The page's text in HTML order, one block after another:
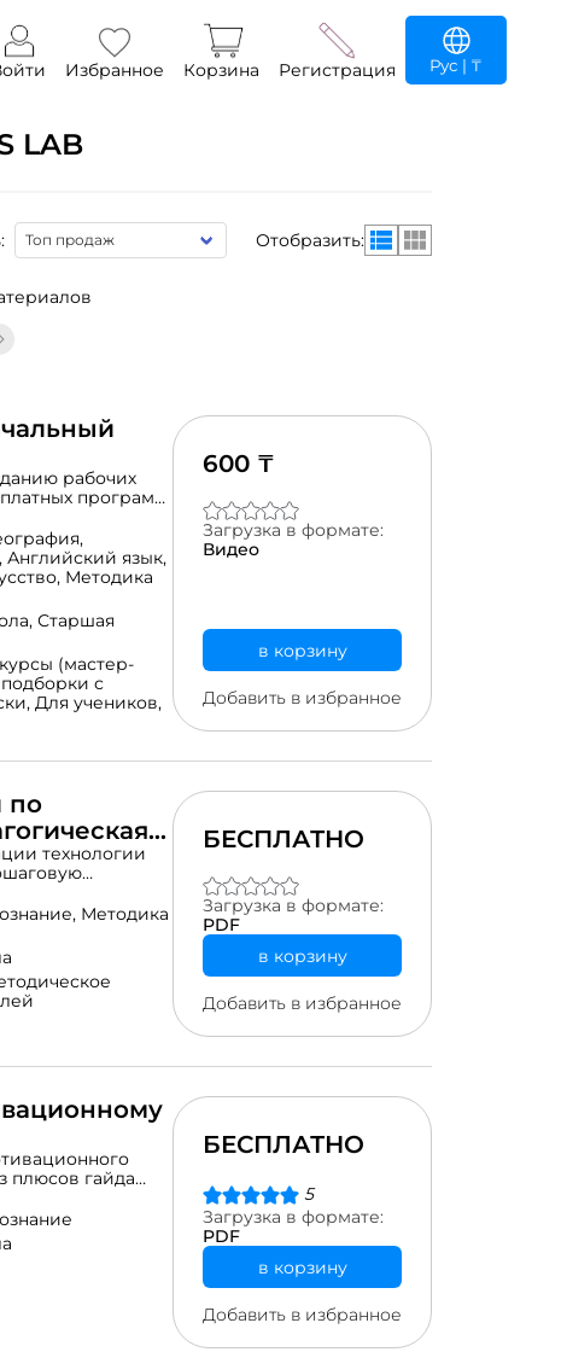
Избранное Корзина Регистрация Рус | ₸
LAB
Отобразить:
рабочих
программ
любого
Английский язык,
Методика
Старшая
(мастер-
подборки с
Для учеников,
600 ₸
Загрузка в формате:
Видео
в корзину
Добавить в избранное
по
технологии
в разных
какМетодика
БЕСПЛАТНО
Загрузка в формате:
PDF
в корзину
Добавить в избранное
плюсов гайда
предмета:
ОРКСЭ
БЕСПЛАТНО
5
Загрузка в формате:
PDF
в корзину
Добавить в избранное